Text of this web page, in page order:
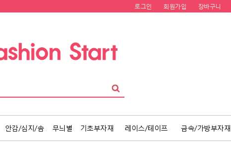
로그인 회원가입 장바구니
안감/심지/솜 무늬별 기초부자재 레이스/테이프 금속/가방부자재